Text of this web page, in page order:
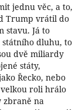
jednu věc, a to,
Trump vrátil do
stavu. Já to
státního dluhu, to
dvě miliardy
státy,
Řecko, nebo
roli hrálo
zbraně na